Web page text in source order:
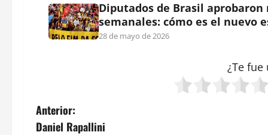
Diputados de Brasil
semanales: cómo es el nuevo
28 de mayo de 2026
¿Te fue
N
Anterior:
Daniel Rapallini